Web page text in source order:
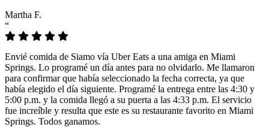
Martha F.
“
Envié comida de Siamo vía Uber Eats a una amiga en Miami
Springs. Lo programé un día antes para no olvidarlo. Me llamaron
para confirmar que había seleccionado la fecha correcta, ya que
había elegido el día siguiente. Programé la entrega entre las 4:30 y
5:00 p.m. y la comida llegó a su puerta a las 4:33 p.m. El servicio
fue increíble y resulta que este es su restaurante favorito en Miami
Springs. Todos ganamos.